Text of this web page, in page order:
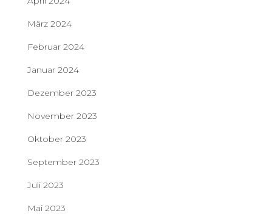
März 2024
Februar 2024
Januar 2024
Dezember 2023
November 2023
Oktober 2023
September 2023
Juli 2023
Mai 2023